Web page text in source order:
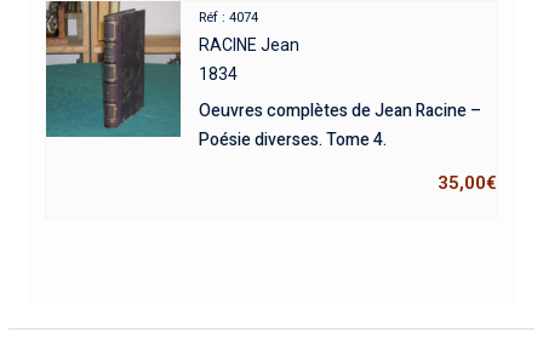
Réf : 4074
RACINE Jean
1834
Oeuvres complètes de Jean Racine –
Poésie diverses. Tome 4.
35,00€